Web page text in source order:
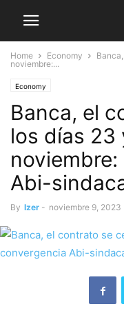
Home Economy
noviembre:...
Economy
Banca, el
los días 23
Abi-
By Izer - noviembre 9, 2023